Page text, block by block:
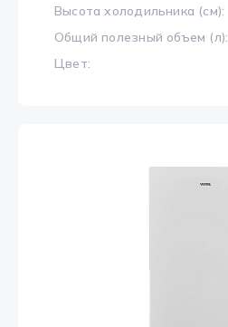
Высота холодильника (см):
Общий полезный объем (л):
Цвет: